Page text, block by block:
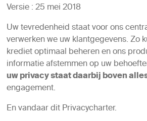
Versie : 25 mei 2018
Uw tevredenheid staat voor ons
verwerken we uw klantgegevens. Zo
krediet optimaal beheren en ons
informatie afstemmen op uw
uw privacy staat daarbij boven
engagement.
En vandaar dit Privacycharter.